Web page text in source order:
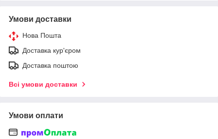
Умови доставки
Нова Пошта
Доставка кур'єром
Доставка поштою
Всі умови доставки
Умови оплати